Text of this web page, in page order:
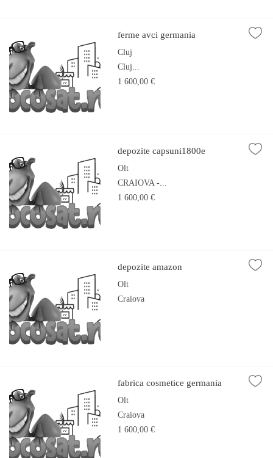
ferme avci germania
Cluj
Cluj...
1 600,00 €
depozite capsuni1800e
Olt
CRAIOVA -...
1 600,00 €
depozite amazon
Olt
Craiova
fabrica cosmetice germania
Olt
Craiova
1 600,00 €